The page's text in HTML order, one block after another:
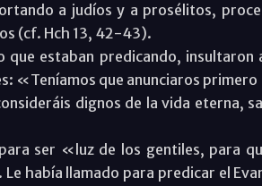
a judíos y a prosélitos,
(cf. Hch 13, 42-43).
que estaban predicando,
«Teníamos que anunciaros
dignos de la vida eterna,
ser «luz de los gentiles, para
había llamado para predicar el